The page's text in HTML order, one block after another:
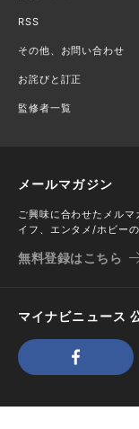
RSS
その他、お問い合わせ
お詫びと訂正
監修者一覧
メールマガジン
ご興味に合わせたメル
イフ、エンタメ/ホビー
無料登録はこちら
マイナビニュース